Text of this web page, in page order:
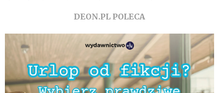
DEON.PL POLECA